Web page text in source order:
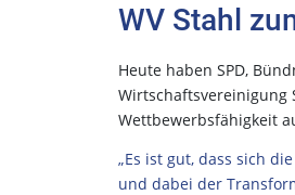
WV Stahl
Heute haben SPD,
Wirtschaftsvereinigung
Wettbewerbsfähigkeit
„Es ist gut, dass sich
und dabei der